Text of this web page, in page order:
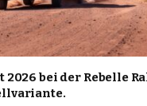
2026 bei der Rebelle